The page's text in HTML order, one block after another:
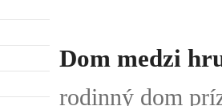
Dom medzi
rodinný dom